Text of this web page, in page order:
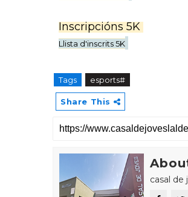
Inscripcións 5K
Llista d'inscrits 5K
Tags esports#
Share This
casal de